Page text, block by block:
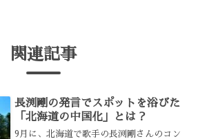
関連記事
長渕剛の発言でスポットを浴びた
「北海道の中国化」とは？
9月に、北海道で歌手の長渕剛さんのコン